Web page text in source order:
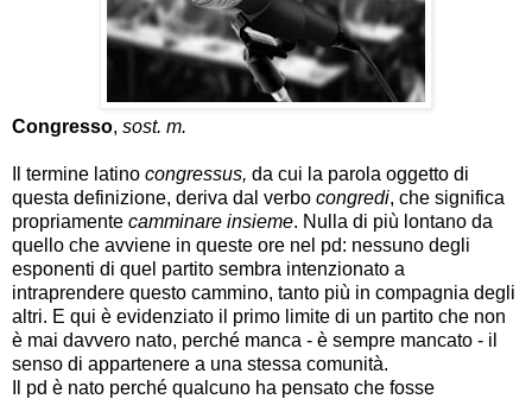
Congresso, sost. m.
Il termine latino congressus, da cui la parola oggetto di
questa definizione, deriva dal verbo congredi, che significa
propriamente camminare insieme. Nulla di più lontano da
quello che avviene in queste ore nel pd: nessuno degli
esponenti di quel partito sembra intenzionato a
intraprendere questo cammino, tanto più in compagnia degli
altri. E qui è evidenziato il primo limite di un partito che non
è mai davvero nato, perché manca - è sempre mancato - il
senso di appartenere a una stessa comunità.
Il pd è nato perché qualcuno ha pensato che fosse